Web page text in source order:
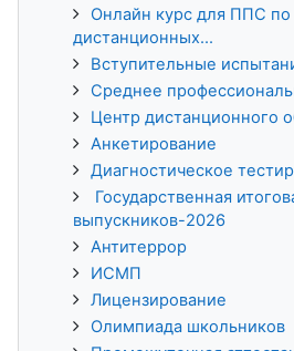
Онлайн курс для ППС по
дистанционных...
Вступительные
Среднее
Центр дистанционного
Анкетирование
Диагностическое
Государственная
выпускников-2026
Антитеррор
ИСМП
Лицензирование
Олимпиада школьников